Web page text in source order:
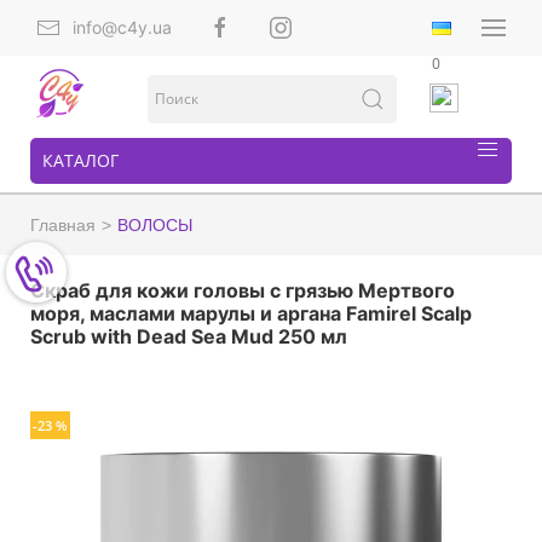
info@c4y.ua
0
КАТАЛОГ
Главная ВОЛОСЫ
Скраб для кожи головы с грязью Мертвого
моря, маслами марулы и аргана Famirel Scalp
Scrub with Dead Sea Mud 250 мл
-23 %